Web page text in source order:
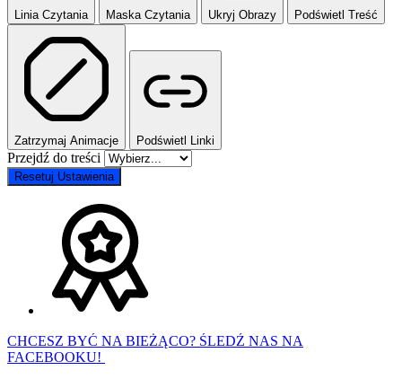
Linia Czytania Maska Czytania Ukryj Obrazy Podświetl Treść
Zatrzymaj Animacje Podświetl Linki
Przejdź do treści
Resetuj Ustawienia
CHCESZ BYĆ NA BIEŻĄCO? ŚLEDŹ NAS NA
FACEBOOKU!